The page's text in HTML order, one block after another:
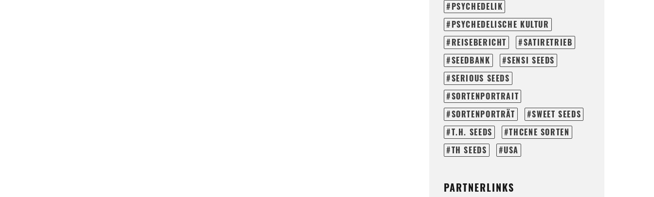
PSYCHEDELIK
PSYCHEDELISCHE KULTUR
REISEBERICHT
SATIRETRIEB
SEEDBANK
SENSI SEEDS
SERIOUS SEEDS
SORTENPORTRAIT
SORTENPORTRÄT
SWEET SEEDS
T.H. SEEDS
THCENE SORTEN
TH SEEDS
USA
PARTNERLINKS